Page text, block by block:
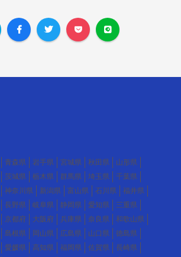
青森県 岩手県 宮城県 秋田県
山形県
茨城県 栃木県 群馬県 埼玉県
千葉県
神奈川県 新潟県 富山県 石川県
福井県
長野県 岐阜県 静岡県 愛知県
三重県
京都府 大阪府 兵庫県 奈良県
和歌山県
島根県 岡山県 広島県 山口県
徳島県
愛媛県 高知県 福岡県 佐賀県 長崎県